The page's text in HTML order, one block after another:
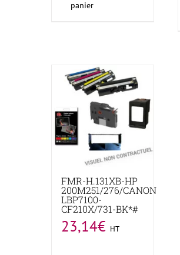
panier
FMR-H.131XB-HP
200M251/276/CANON
LBP7100-
CF210X/731-BK*#
23,14€ HT